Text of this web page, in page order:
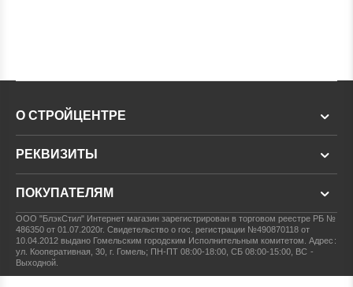
О СТРОЙЦЕНТРЕ
РЕКВИЗИТЫ
ПОКУПАТЕЛЯМ
ООО "БлэкСтил" Интернет магазин зарегистрирован в торговом реестре РБ №
486350 от 01.07.2020г.Свидетельство о гос. регистрации №490870118 от
10.04.2012 выдано Гомельским городским Исполнительным комитетом.Адрес:
ул. Кооперативная, 30, г. Гомель; ПН-ПТ 08:00-18:00, СБ 08:00-15:00, ВС -
Выходной.